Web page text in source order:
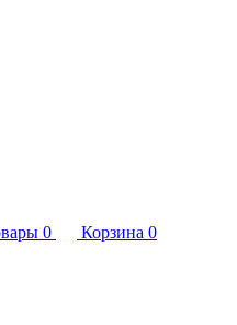
0 Корзина 0